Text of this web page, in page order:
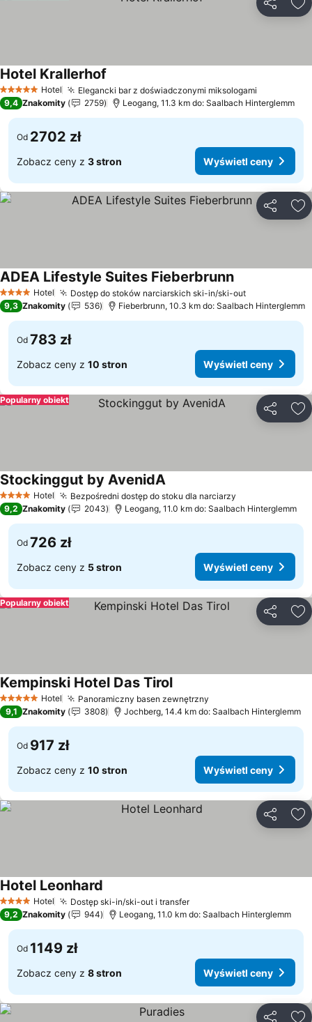
5 KategoriaHotel Elegancki bar z doświadczonymi miksologami
Hotel Krallerhof
9,4 Znakomity 2759 Leogang, 11.3 km do: Saalbach Hinterglemm
Od 2702 zł
Zobacz ceny z 3 stron Wyświetl ceny
4 KategoriaHotel Dostęp do stoków narciarskich ski-in/ski-outWyświetl
ADEA Lifestyle Suites FieberbrunnWyświetl ceny
9,3 Znakomity 536 Fieberbrunn, 10.3 km do: Saalbach Hinterglemm
Od 783 zł
Zobacz ceny z 10 stron Wyświetl ceny
Popularny obiekt
4 KategoriaHotel Bezpośredni dostęp do stoku dla narciarzy
Stockinggut by AvenidAWyświetl ceny
9,2 Znakomity 2043 Leogang, 11.0 km do: Saalbach Hinterglemm
Od 726 zł
Zobacz ceny z 5 stron Wyświetl ceny
Popularny obiekt
5 KategoriaHotel Panoramiczny basen zewnętrzny
Kempinski Hotel Das TirolWyświetl ceny
9,1 Znakomity 3808 Jochberg, 14.4 km do: Saalbach Hinterglemm
Od 917 zł
Zobacz ceny z 10 stron Wyświetl ceny
4 KategoriaHotel Dostęp ski-in/ski-out i transferWyświetl ceny
Hotel Leonhard
9,2 Znakomity 944 Leogang, 11.0 km do: Saalbach Hinterglemm
Od 1149 zł
Zobacz ceny z 8 stron Wyświetl ceny